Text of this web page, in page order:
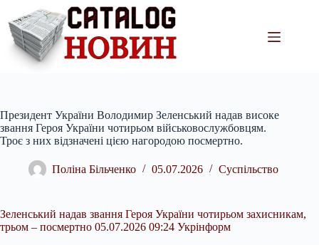
вмісту
Президент України Володимир Зеленський надав високе
звання Героя України чотирьом військовослужбовцям.
Троє з них відзначені цією нагородою посмертно.
Поліна Більченко 05.07.2026 Суспільство
Зеленський надав звання Героя України чотирьом захисникам,
трьом – посмертно 05.07.2026 09:24 Укрінформ